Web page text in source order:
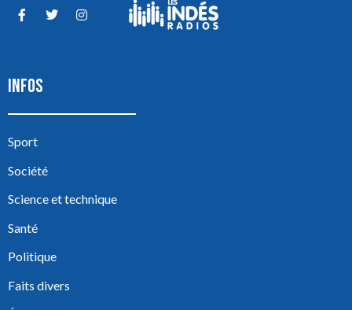
INFOS
Sport
Société
Science et technique
Santé
Politique
Faits divers